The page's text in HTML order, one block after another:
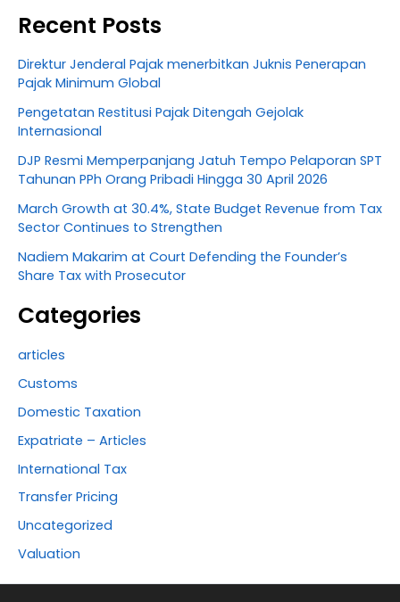
Recent Posts
Direktur Jenderal Pajak menerbitkan Juknis Penerapan
Pajak Minimum Global
Pengetatan Restitusi Pajak Ditengah Gejolak
Internasional
DJP Resmi Memperpanjang Jatuh Tempo Pelaporan SPT
Tahunan PPh Orang Pribadi Hingga 30 April 2026
March Growth at 30.4%, State Budget Revenue from Tax
Sector Continues to Strengthen
Nadiem Makarim at Court Defending the Founder’s
Share Tax with Prosecutor
Categories
articles
Customs
Domestic Taxation
Expatriate – Articles
International Tax
Transfer Pricing
Uncategorized
Valuation